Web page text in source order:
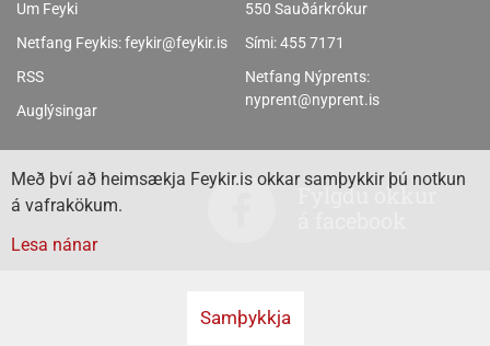
Um Feyki
Netfang Feykis:feykir@feykir.is
RSS
Auglýsingar
550 Sauðárkrókur
Sími:455 7171
Netfang Nýprents:
nyprent@nyprent.is
Fylgdu okkur
Með því að heimsækja Feykir.is okkar samþykkir þú notkun
á vafrakökum.
Lesa nánar
Samþykkja